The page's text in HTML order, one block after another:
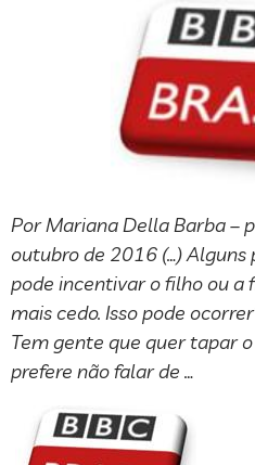
Por Mariana Della Barba –
outubro de 2016 (…)
pode incentivar o filho ou a
mais cedo. Isso pode
Tem gente que quer tapar
prefere não falar de …